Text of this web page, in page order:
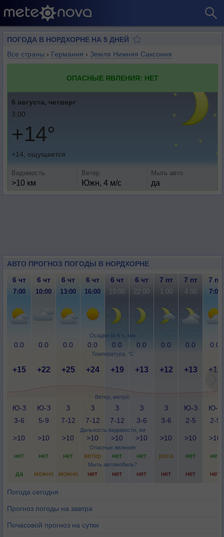
ПОГОДА В НОРДХОРНЕ НА 5 ДНЕЙ
Все страны › Германия › Земля Нижняя Саксония
ОПАСНЫЕ ЯВЛЕНИЯ: НЕТ
6 августа, четверг
3:00
+14°
+14, ощущается
Видимость
>10 км
Ветер
Южн, 4 м/с
Мыть авто
да
АВТО ПРОГНОЗ ПОГОДЫ В НОРДХОРНЕ
Осадки за 6 ч, мм
Температура, °C
Ветер, метр/с
Дальность видимости, км
Опасные явления
Мыть автомобиль?
6 чт 6 чт 6 чт 6 чт 6 чт 6 чт 7 пт 7 пт 7 пт
7:00 10:00 13:00 16:00 19:00 22:00 1:00 4:00 7:00
0.0 0.0 0.0 0.0 0.0 0.0 0.0 0.0 0.0
+15 +22 +25 +24 +19 +13 +12 +13 +15
Ю-З
3-6
Ю-З
5-9
З
7-12
З
7-12
З
7-12
З
3-6
З
3-6
Ю-З
2-5
Ю-З
2-5
>10 >10 >10 >10 >10 >10 >10 >10 >10
нет нет нет ветер нет нет роса нет нет
да можно можно нет нет нет нет нет нет
Погода сегодня
Прогноз погоды на завтра
Почасовой прогноз на сутки